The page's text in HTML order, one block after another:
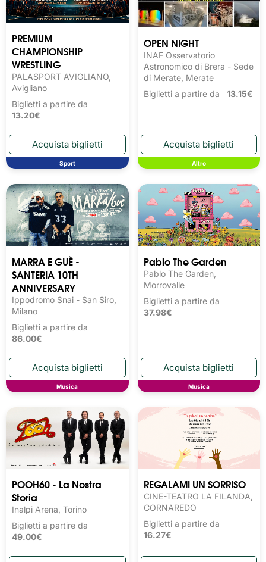
PREMIUM
CHAMPIONSHIP
WRESTLING
PALASPORT AVIGLIANO,
Avigliano
Biglietti a partire da
13.20€
Sport
OPEN NIGHT
INAF Osservatorio
Astronomico di Brera - Sede
di Merate, Merate
Biglietti a partire da 13.15€
Altro
MARRA E GUÈ -
SANTERIA 10TH
ANNIVERSARY
Ippodromo Snai - San Siro,
Milano
Biglietti a partire da
86.00€
Musica
Pablo The Garden
Pablo The Garden,
Morrovalle
Biglietti a partire da
37.98€
Musica
POOH60 - La Nostra
Storia
Inalpi Arena, Torino
Biglietti a partire da
49.00€
REGALAMI UN SORRISO
CINE-TEATRO LA FILANDA,
CORNAREDO
Biglietti a partire da
16.27€